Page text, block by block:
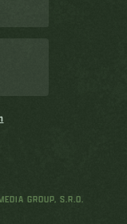
GROUP, S.R.O.